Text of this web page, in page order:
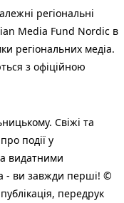
регіональні
Media Fund Nordic в
регіональних медіа.
з офіційною
Свіжі та
події у
видатними
- ви завжди перші! ©
передрук